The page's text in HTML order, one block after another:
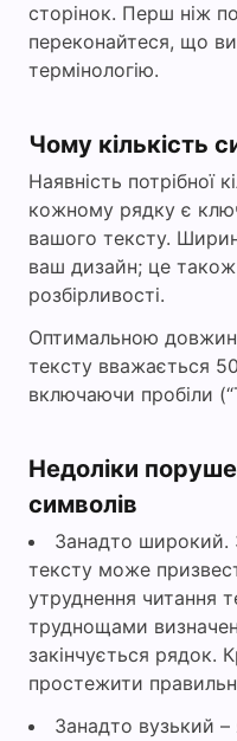
сторінок. Перш ніж
переконайтеся, що
термінологію.
Чому кількість
Наявність потрібної
кожному рядку є
вашого тексту.
ваш дизайн; це
розбірливості.
Оптимальною
тексту вважається
включаючи пробіли
Недоліки
символів
Занадто широкий.
тексту може
утруднення читання
труднощами
закінчується рядок.
простежити
Занадто вузький